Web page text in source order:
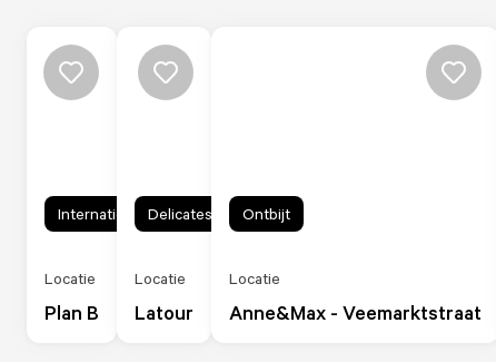
Plan B
Locatie
Internationaal
Latour
Locatie
Delicatessen
Anne&Max - Veemarktstraat
Locatie
Ontbijt